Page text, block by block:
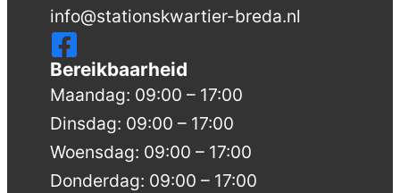
info@stationskwartier-breda.nl
Bereikbaarheid
Maandag: 09:00 – 17:00
Dinsdag: 09:00 – 17:00
Woensdag: 09:00 – 17:00
Donderdag: 09:00 – 17:00